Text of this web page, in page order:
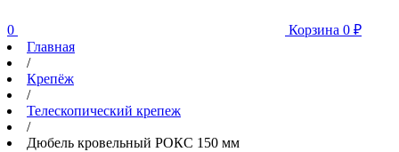
0 Корзина 0 ₽
Главная
/
Крепёж
/
Телескопический крепеж
/
Дюбель кровельный РОКС 150 мм